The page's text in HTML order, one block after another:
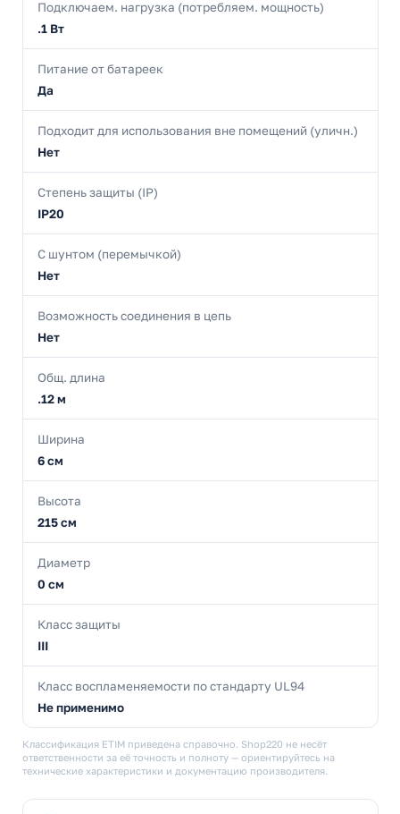
Подключаем. нагрузка (потребляем. мощность)
.1 Вт
Питание от батареек
Да
Подходит для использования вне помещений (уличн.)
Нет
Степень защиты (IP)
IP20
С шунтом (перемычкой)
Нет
Возможность соединения в цепь
Нет
Общ. длина
.12 м
Ширина
6 см
Высота
215 см
Диаметр
0 см
Класс защиты
III
Класс воспламеняемости по стандарту UL94
Не применимо
Классификация ETIM приведена справочно. Shop220 не несёт
ответственности за её точность и полноту — ориентируйтесь на
технические характеристики и документацию производителя.